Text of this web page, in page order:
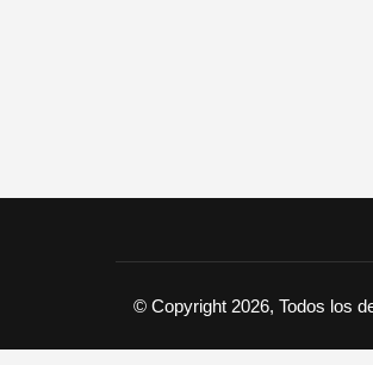
© Copyright 2026, Todos los